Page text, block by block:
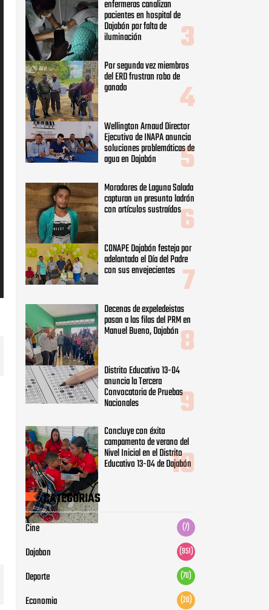
enfermeras canalizan
pacientes en hospital de
Dajabón por falta de
iluminación
Por segunda vez miembros
del ERD frustran robo de
ganado
Wellington Arnaud Director
Ejecutivo de INAPA anuncia
soluciones problemáticas de
agua en Dajabón
Moradores de Laguna Salada
capturan un presunto ladrón
con artículos sustraídos
CONAPE Dajabón festeja por
adelantado el Día del Padre
con sus envejecientes
Decenas de expeledeistas
pasan a las filas del PRM en
Manuel Bueno, Dajabón
Distrito Educativo 13-04
anuncia la Tercera
Convocatoria de Pruebas
Nacionales
Concluye con éxito
campamento de verano del
Nivel Inicial en el Distrito
Educativo 13-04 de Dajabón
CATEGORIAS
Cine (7)
Dajabon (951)
Deporte (70)
Economia (20)